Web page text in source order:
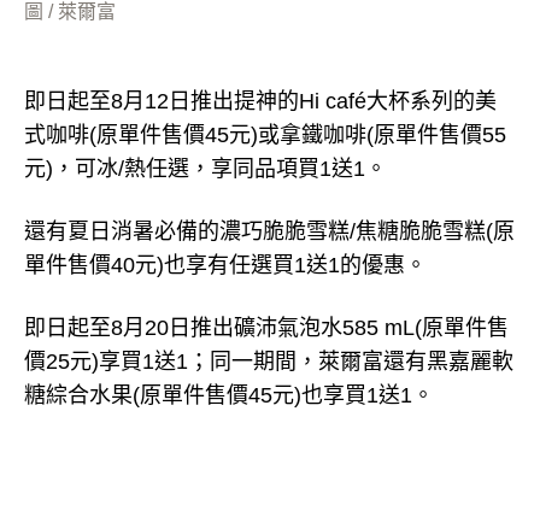
圖 / 萊爾富
即日起至8月12日推出提神的Hi café大杯系列的美
式咖啡(原單件售價45元)或拿鐵咖啡(原單件售價55
元)，可冰/熱任選，享同品項買1送1。
還有夏日消暑必備的濃巧脆脆雪糕/焦糖脆脆雪糕(原
單件售價40元)也享有任選買1送1的優惠。
即日起至8月20日推出礦沛氣泡水585 mL(原單件售
價25元)享買1送1；同一期間，萊爾富還有黑嘉麗軟
糖綜合水果(原單件售價45元)也享買1送1。